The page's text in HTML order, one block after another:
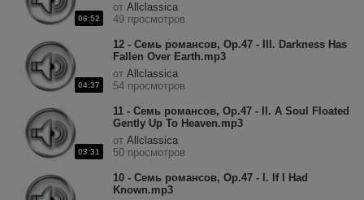
06:52
от Allclassica
49 просмотров
04:37
12 - Семь романсов, Op.47 - III. Darkness Has
Fallen Over Earth.mp3
от Allclassica
54 просмотров
03:31
11 - Семь романсов, Op.47 - II. A Soul Floated
Gently Up To Heaven.mp3
от Allclassica
50 просмотров
10 - Семь романсов, Op.47 - I. If I Had
Known.mp3